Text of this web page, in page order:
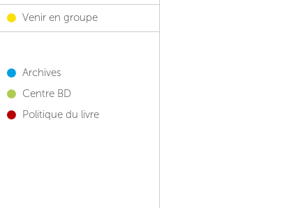
Venir en groupe
Archives
Centre BD
Politique du livre